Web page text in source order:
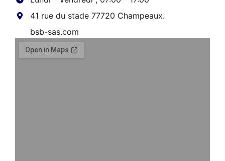
41 rue du stade 77720 Champeaux.
bsb-sas.com